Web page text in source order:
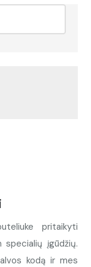
pritaikyti
specialių įgūdžių.
kodą ir mes